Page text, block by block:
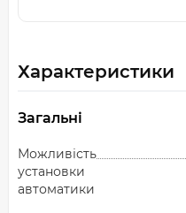
Характеристики
Загальні
Можливість
установки
автоматики